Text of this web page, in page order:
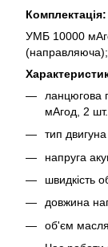
Комплектація:
УМБ 10000
ланцюгова
мАгод, 2
тип
напруга
швидкість
довжина
об'єм